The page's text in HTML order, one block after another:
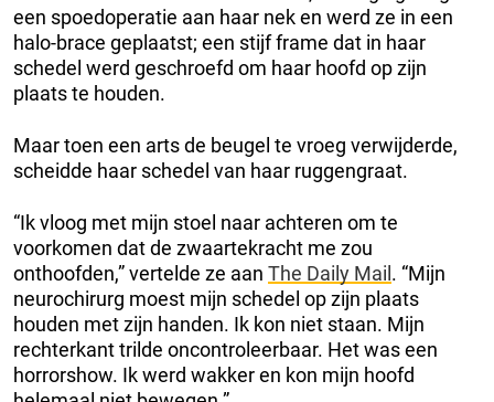
een spoedoperatie aan haar nek en werd ze in een
halo-brace geplaatst; een stijf frame dat in haar
schedel werd geschroefd om haar hoofd op zijn
plaats te houden.
Maar toen een arts de beugel te vroeg verwijderde,
scheidde haar schedel van haar ruggengraat.
“Ik vloog met mijn stoel naar achteren om te
voorkomen dat de zwaartekracht me zou
onthoofden,” vertelde ze aan The Daily Mail . “Mijn
neurochirurg moest mijn schedel op zijn plaats
houden met zijn handen. Ik kon niet staan. Mijn
rechterkant trilde oncontroleerbaar. Het was een
horrorshow. Ik werd wakker en kon mijn hoofd